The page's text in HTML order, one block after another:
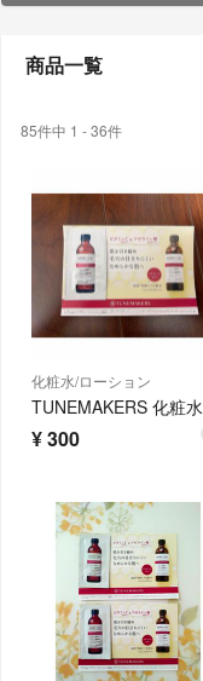
商品一覧
85件中 1 - 36件
化粧水/ローション
¥300